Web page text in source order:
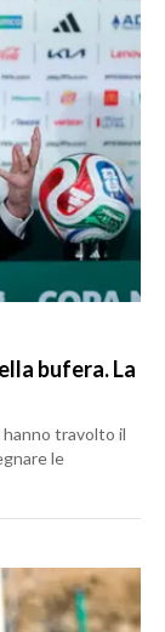
bufera. La
travolto il
le